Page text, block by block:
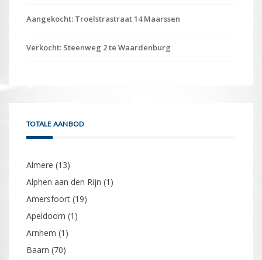
Aangekocht: Troelstrastraat 14 Maarssen
Verkocht: Steenweg 2 te Waardenburg
TOTALE AANBOD
Almere (13)
Alphen aan den Rijn (1)
Amersfoort (19)
Apeldoorn (1)
Arnhem (1)
Baarn (70)